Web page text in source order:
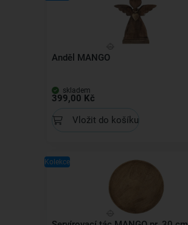
Anděl MANGO
skladem
399,00 Kč
Vložit do košíku
Kolekce